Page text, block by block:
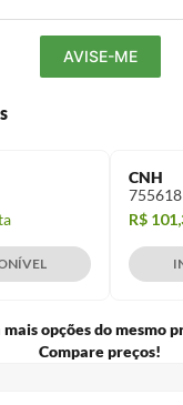
CNH
755618
R$
mais opções do mesmo
Compare preços!